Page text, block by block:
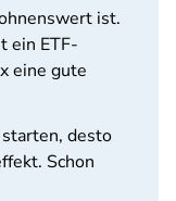
ist.
ein ETF-
eine gute
desto
Schon